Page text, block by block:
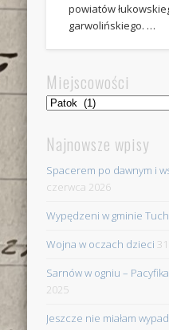
powiatów
garwolińskiego. …
Miejscowości
Miejscowości
Najnowsze wpisy
Spacerem po dawnym i
czerwca 2026
Wypędzeni w gminie
Wojna w oczach dzieci
Sarnów w ogniu –
2025
Jeszcze nie miałam